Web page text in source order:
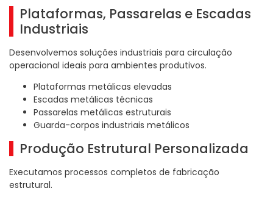
Plataformas, Passarelas e Escadas
Industriais
Desenvolvemos soluções industriais para circulação
operacional ideais para ambientes produtivos.
Plataformas metálicas elevadas
Escadas metálicas técnicas
Passarelas metálicas estruturais
Guarda-corpos industriais metálicos
Produção Estrutural Personalizada
Executamos processos completos de fabricação
estrutural.